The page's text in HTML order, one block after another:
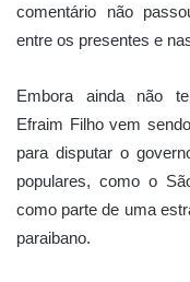
comentário não
entre os presentes e
Embora ainda não
Efraim Filho vem
para disputar o
populares, como o
como parte de uma
paraibano.